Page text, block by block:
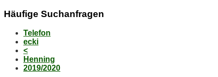
Häu­fi­ge Suchanfragen
Telefon
ecki
<
Henning
2019/2020